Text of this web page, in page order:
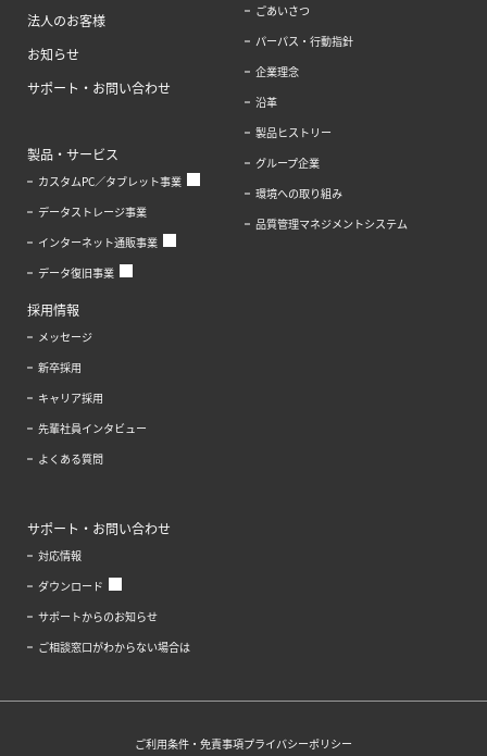
法人のお客様
お知らせ
サポート・お問い合わせ
製品・サービス
カスタムPC／タブレット事業
データストレージ事業
インターネット通販事業
データ復旧事業
ごあいさつ
パーパス・行動指針
企業理念
沿革
製品ヒストリー
グループ企業
環境への取り組み
品質管理マネジメントシステム
採用情報
メッセージ
新卒採用
キャリア採用
先輩社員インタビュー
よくある質問
サポート・お問い合わせ
対応情報
ダウンロード
サポートからのお知らせ
ご相談窓口がわからない場合は
ご利用条件・免責事項プライバシーポリシー